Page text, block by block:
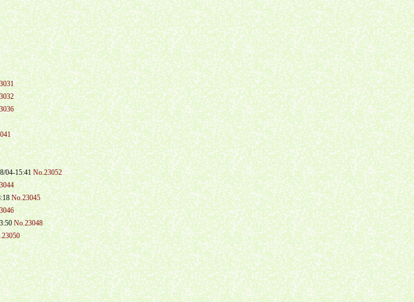
04-15:41No.23052
No.23045
No.23048